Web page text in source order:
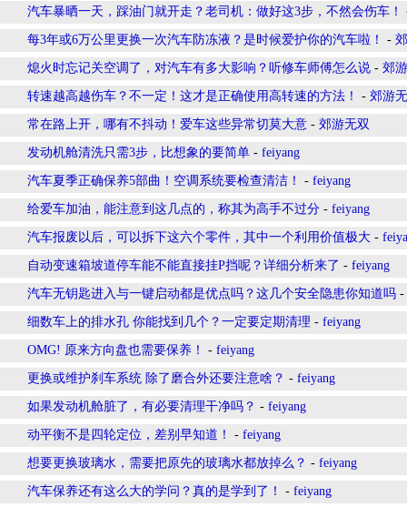
汽车暴晒一天，踩油门就开走？老司机：做好这3步，不然会伤车！
每3年或6万公里更换一次汽车防冻液？是时候爱护你的汽车啦！ -
熄火时忘记关空调了，对汽车有多大影响？听修车师傅怎么说 - 郊
转速越高越伤车？不一定！这才是正确使用高转速的方法！ - 郊游
常在路上开，哪有不抖动！爱车这些异常切莫大意 - 郊游无双
发动机舱清洗只需3步，比想象的要简单 - feiyang
汽车夏季正确保养5部曲！空调系统要检查清洁！ - feiyang
给爱车加油，能注意到这几点的，称其为高手不过分 - feiyang
汽车报废以后，可以拆下这六个零件，其中一个利用价值极大 -
自动变速箱坡道停车能不能直接挂P挡呢？详细分析来了 - feiyang
汽车无钥匙进入与一键启动都是优点吗？这几个安全隐患你知道吗 -
细数车上的排水孔 你能找到几个？一定要定期清理 - feiyang
OMG! 原来方向盘也需要保养！ - feiyang
更换或维护刹车系统 除了磨合外还要注意啥？ - feiyang
如果发动机舱脏了，有必要清理干净吗？ - feiyang
动平衡不是四轮定位，差别早知道！ - feiyang
想要更换玻璃水，需要把原先的玻璃水都放掉么？ - feiyang
汽车保养还有这么大的学问？真的是学到了！ - feiyang